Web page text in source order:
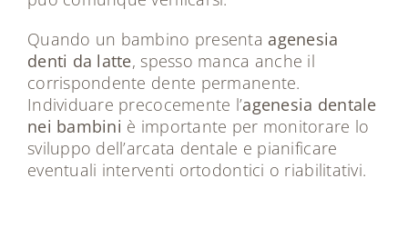
Quando un bambino presenta agenesia
denti da latte, spesso manca anche il
corrispondente dente permanente.
Individuare precocemente l’agenesia dentale
nei bambini è importante per monitorare lo
sviluppo dell’arcata dentale e pianificare
eventuali interventi ortodontici o riabilitativi.